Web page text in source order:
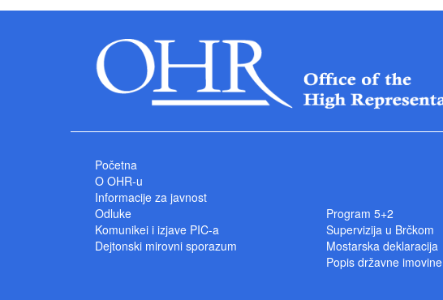
Početna
O OHR-u
Informacije za javnost
Odluke
Komunikei i izjave PIC-a
Dejtonski mirovni sporazum
Program 5+2
Supervizija u Brčkom
Mostarska deklaracija
Popis državne imovine